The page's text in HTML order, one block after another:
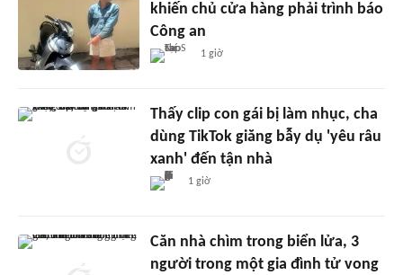
khiến chủ cửa hàng phải trình báo
Công an
1 giờ
Thấy clip con gái bị làm nhục, cha
dùng TikTok giăng bẫy dụ 'yêu râu
xanh' đến tận nhà
1 giờ
Căn nhà chìm trong biển lửa, 3
người trong một gia đình tử vong